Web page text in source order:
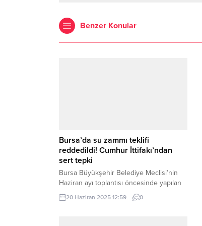
Benzer Konular
Bursa’da su zammı teklifi
reddedildi! Cumhur İttifakı’ndan
sert tepki
Bursa Büyükşehir Belediye Meclisi’nin
Haziran ayı toplantısı öncesinde yapılan
BUSKİ Genel Kurulu’nda, su faturalarına
önerilen yüzde 30’luk zam, Cumhur
20 Haziran 2025 12:59 0